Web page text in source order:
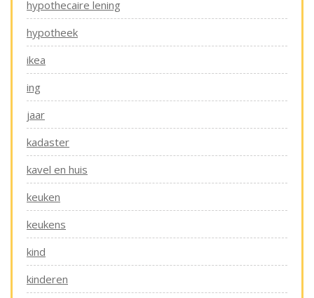
hypothecaire lening
hypotheek
ikea
ing
jaar
kadaster
kavel en huis
keuken
keukens
kind
kinderen